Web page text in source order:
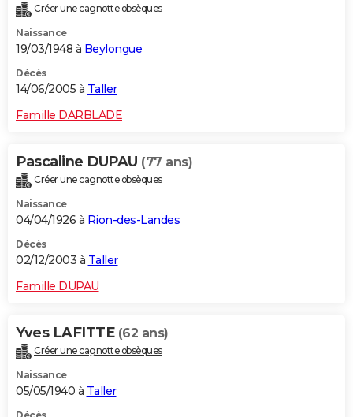
Créer une cagnotte obsèques
Naissance
19/03/1948 à Beylongue
Décès
14/06/2005 à Taller
Famille DARBLADE
Pascaline DUPAU (77 ans)
Créer une cagnotte obsèques
Naissance
04/04/1926 à Rion-des-Landes
Décès
02/12/2003 à Taller
Famille DUPAU
Yves LAFITTE (62 ans)
Créer une cagnotte obsèques
Naissance
05/05/1940 à Taller
Décès